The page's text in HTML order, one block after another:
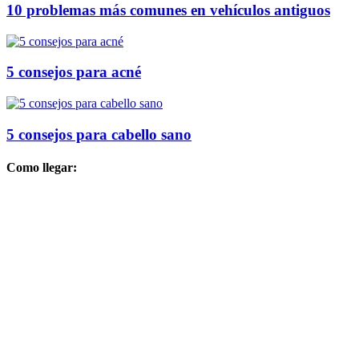
10 problemas más comunes en vehículos antiguos
5 consejos para acné
5 consejos para cabello sano
Como llegar: